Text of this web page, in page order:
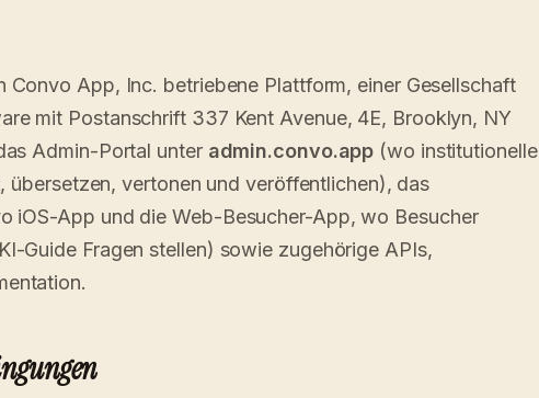
Convo App, Inc. betriebene Plattform, einer Gesellschaft
mit Postanschrift 337 Kent Avenue, 4E, Brooklyn, NY
Admin-Portal unter admin.convo.app (wo institutionelle
übersetzen, vertonen und veröffentlichen), das
iOS-App und die Web-Besucher-App, wo Besucher
Guide Fragen stellen) sowie zugehörige APIs,